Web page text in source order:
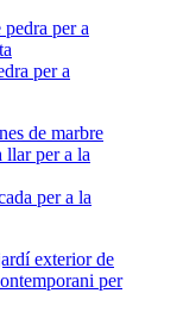
per a
per a la